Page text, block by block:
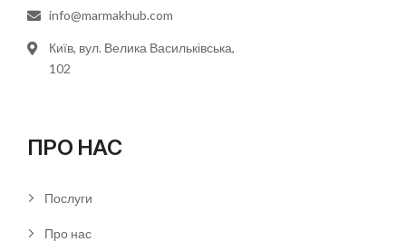
info@marmakhub.com
Київ, вул. Велика Васильківська,
102
ПРО НАС
Послуги
Про нас